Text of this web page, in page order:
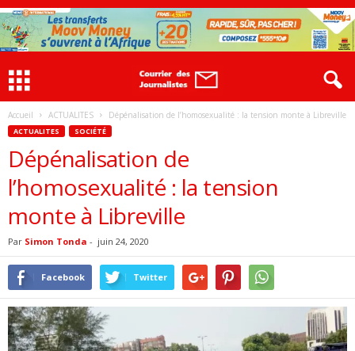
Accueil ACTUALITES Dépénalisation de l’homosexualité : la tension monte à Libreville
ACTUALITES SOCIÉTÉ
Dépénalisation de
l’homosexualité : la tension
monte à Libreville
Par Simon Tonda - juin 24, 2020
Facebook Twitter